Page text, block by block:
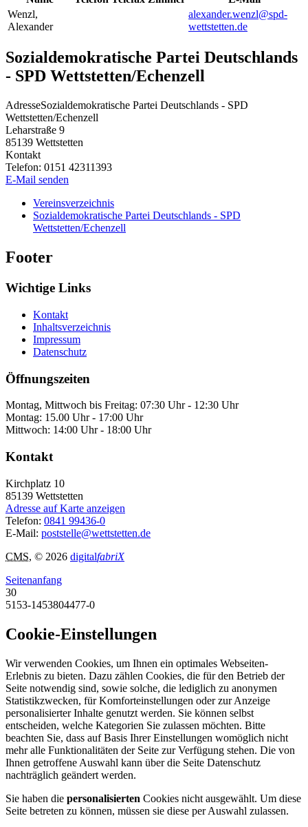
Wenzl,
Alexander
alexander.wenzl@spd-
wettstetten.de
Sozialdemokratische Partei Deutschlands
- SPD Wettstetten/Echenzell
AdresseSozialdemokratische Partei Deutschlands - SPD
Wettstetten/Echenzell
Leharstraße 9
85139 Wettstetten
Kontakt
Telefon: 0151 42311393
E-Mail senden
Vereinsverzeichnis
Sozialdemokratische Partei Deutschlands - SPD
Wettstetten/Echenzell
Footer
Wichtige Links
Kontakt
Inhaltsverzeichnis
Impressum
Datenschutz
Öffnungszeiten
Montag, Mittwoch bis Freitag: 07:30 Uhr - 12:30 Uhr
Montag: 15.00 Uhr - 17:00 Uhr
Mittwoch: 14:00 Uhr - 18:00 Uhr
Kontakt
Kirchplatz 10
85139 Wettstetten
Adresse auf Karte anzeigen
Telefon: 0841 99436-0
E-Mail: poststelle@wettstetten.de
CMS, © 2026 digitalfabriX
Seitenanfang
30
5153-1453804477-0
Cookie-Einstellungen
Wir verwenden Cookies, um Ihnen ein optimales Webseiten-
Erlebnis zu bieten. Dazu zählen Cookies, die für den Betrieb der
Seite notwendig sind, sowie solche, die lediglich zu anonymen
Statistikzwecken, für Komforteinstellungen oder zur Anzeige
personalisierter Inhalte genutzt werden. Sie können selbst
entscheiden, welche Kategorien Sie zulassen möchten. Bitte
beachten Sie, dass auf Basis Ihrer Einstellungen womöglich nicht
mehr alle Funktionalitäten der Seite zur Verfügung stehen. Die von
Ihnen getroffene Auswahl kann über die Seite Datenschutz
nachträglich geändert werden.
Sie haben die personalisierten Cookies nicht ausgewählt. Um diese
Seite betreten zu können, müssen sie diese per Auswahl zulassen.